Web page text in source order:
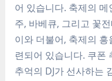
어 있습니다. 축제의
주, 바베큐, 그리고 꽃
이와 더불어, 축제의
련되어 있습니다. 쿠폰
추억의 DJ가 선사하는